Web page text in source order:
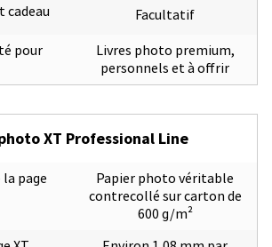
cadeau
pour
Facultatif
Livres photo premium,
personnels et à offrir
XT Professional Line
page
Papier photo véritable
contrecollé sur carton de
600 g/m²